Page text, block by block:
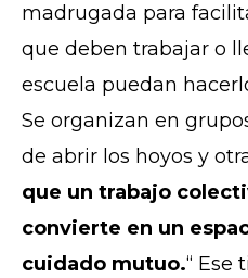
madrugada para
que deben trabajar o
escuela puedan
Se organizan en
de abrir los hoyos y
que un trabajo
convierte en un
cuidado mutuo.“ Ese